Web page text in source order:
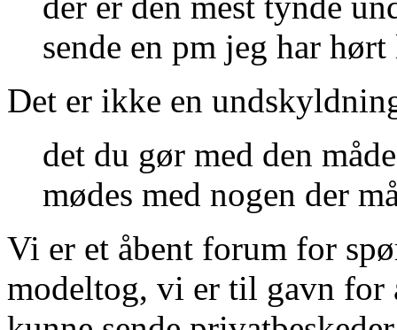
sende en pm jeg har
Det er ikke en
det du gør med den
mødes med nogen der
Vi er et åbent forum for
modeltog, vi er til gavn for